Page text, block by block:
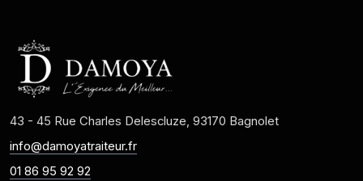
43 - 45 Rue Charles Delescluze, 93170 Bagnolet
info@damoyatraiteur.fr
01 86 95 92 92